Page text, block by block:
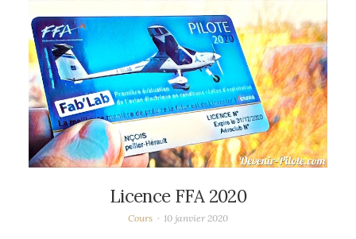
Licence FFA 2020
Cours 10 janvier 2020